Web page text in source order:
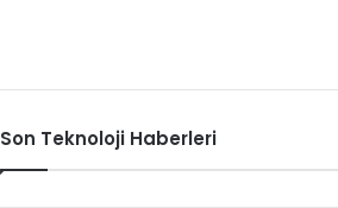
Son Teknoloji Haberleri